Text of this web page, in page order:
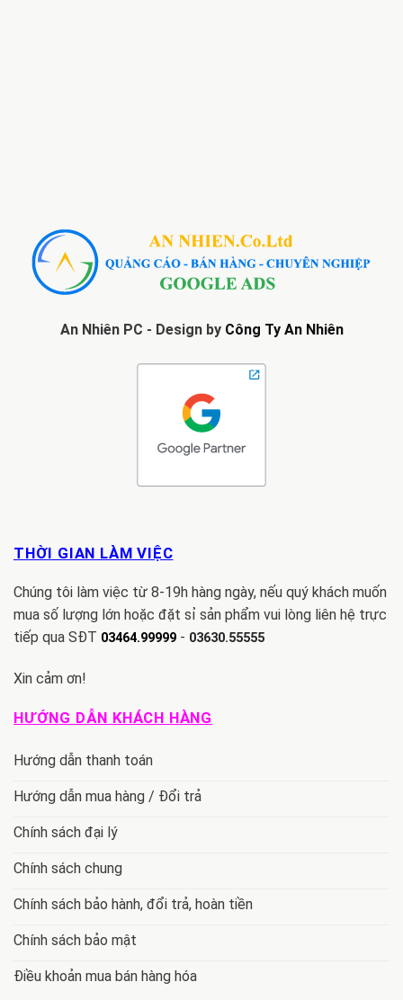
An Nhiên PC - Design by Công Ty An Nhiên
THỜI GIAN LÀM VIỆC
Chúng tôi làm việc từ 8-19h hàng ngày, nếu quý khách muốn
mua số lượng lớn hoặc đặt sỉ sản phẩm vui lòng liên hệ trực
tiếp qua SĐT 03464.99999 - 03630.55555
Xin cảm ơn!
HƯỚNG DẪN KHÁCH HÀNG
Hướng dẫn thanh toán
Hướng dẫn mua hàng / Đổi trả
Chính sách đại lý
Chính sách chung
Chính sách bảo hành, đổi trả, hoàn tiền
Chính sách bảo mật
Điều khoản mua bán hàng hóa